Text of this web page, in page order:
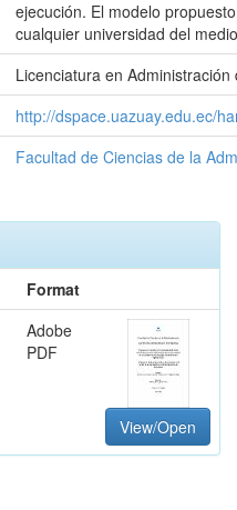
ejecución. El modelo
cualquier universidad del
Licenciatura en Administración
http://dspace.uazuay.edu.ec/
Facultad de Ciencias de la
Format
Adobe
PDF
View/Open